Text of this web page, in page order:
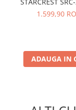
Design Vintage,
1.599,90
ADAUGA IN